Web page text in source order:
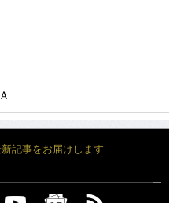
記事をお届けします